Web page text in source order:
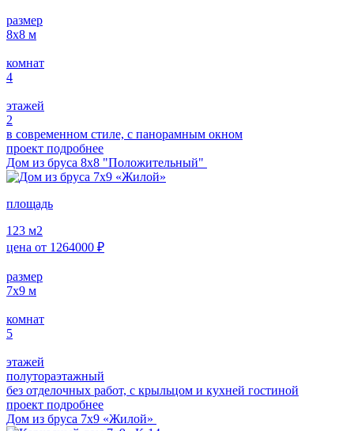
размер
8х8 м
комнат
4
этажей
2
в современном стиле, с панорамным окном
проект подробнее
Дом из бруса 8х8 "Положительный"
площадь
123 м2
цена от 1264000 ₽
размер
7х9 м
комнат
5
этажей
полутораэтажный
без отделочных работ, с крыльцом и кухней гостиной
проект подробнее
Дом из бруса 7х9 «Жилой»